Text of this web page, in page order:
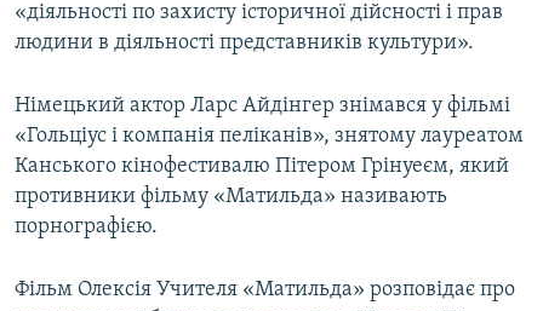
«діяльності по захисту історичної дійсності і прав
людини в діяльності представників культури».
Німецький актор Ларс Айдінгер знімався у фільмі
«Гольціус і компанія пеліканів», знятому лауреатом
Канського кінофестивалю Пітером Грінуеєм, який
противники фільму «Матильда» називають
порнографією.
Фільм Олексія Учителя «Матильда» розповідає про